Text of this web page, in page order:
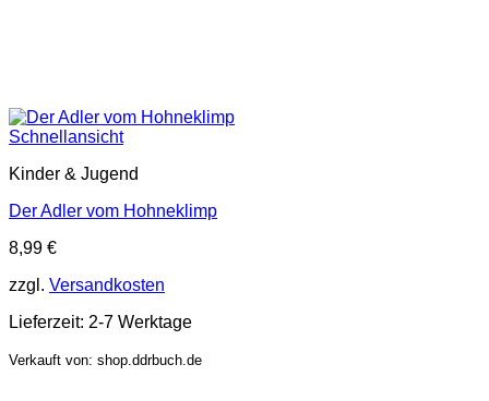
Schnellansicht
Kinder & Jugend
Der Adler vom Hohneklimp
8,99 €
zzgl. Versandkosten
Lieferzeit: 2-7 Werktage
Verkauft von: shop.ddrbuch.de